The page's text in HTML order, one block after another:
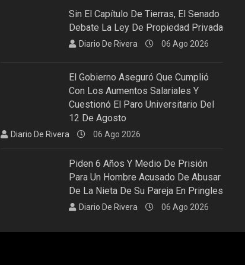
Sin El Capítulo De Tierras, El Senado
Debate La Ley De Propiedad Privada
Diario De Rivera 06 Ago 2026
El Gobierno Aseguró Que Cumplió
Con Los Aumentos Salariales Y
Cuestionó El Paro Universitario Del
12 De Agosto
Diario De Rivera 06 Ago 2026
Piden 6 Años Y Medio De Prisión
Para Un Hombre Acusado De Abusar
De La Nieta De Su Pareja En Pringles
Diario De Rivera 06 Ago 2026